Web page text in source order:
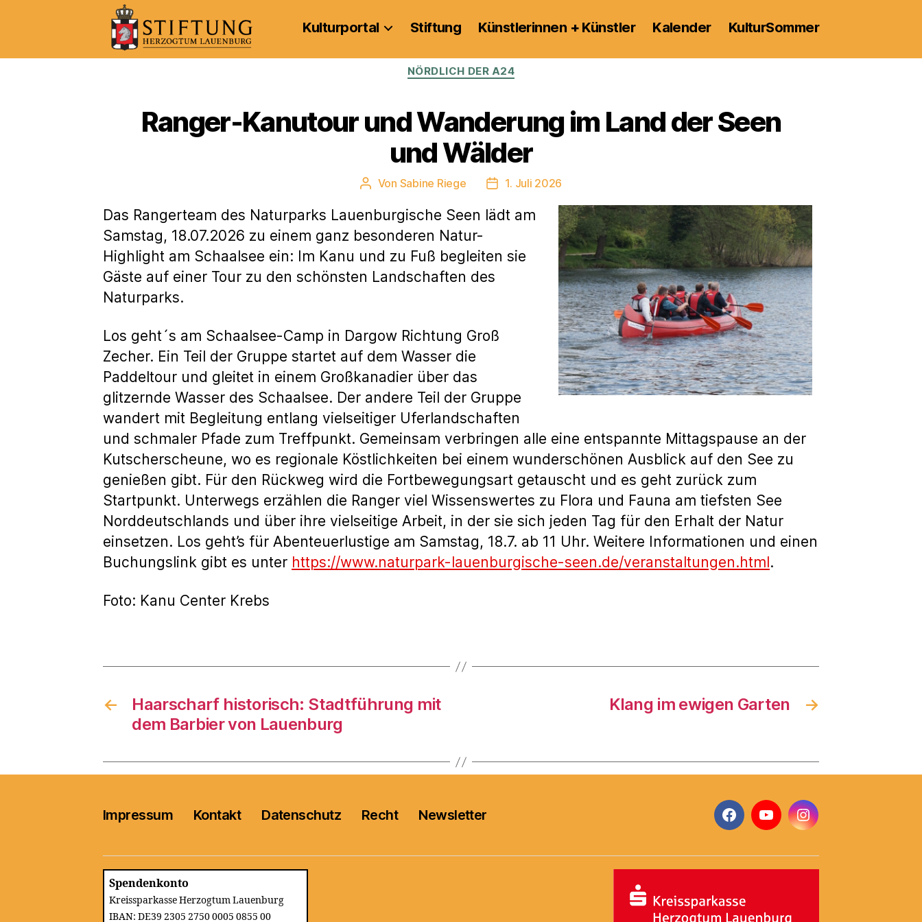
Kulturportal
Lauenburg
Kulturportal Stiftung Künstlerinnen + Künstler Kalender KulturSommer
Kategorien
NÖRDLICH DER A24
Ranger-Kanutour und Wanderung im Land der Seen
und Wälder
Beitragsautor
Von Sabine Riege Veröffentlichungsdatum
1. Juli 2026
Das Rangerteam des Naturparks Lauenburgische Seen lädt am
Samstag, 18.07.2026 zu einem ganz besonderen Natur-
Highlight am Schaalsee ein: Im Kanu und zu Fuß begleiten sie
Gäste auf einer Tour zu den schönsten Landschaften des
Naturparks.
Los geht´s am Schaalsee-Camp in Dargow Richtung Groß
Zecher. Ein Teil der Gruppe startet auf dem Wasser die
Paddeltour und gleitet in einem Großkanadier über das
glitzernde Wasser des Schaalsee. Der andere Teil der Gruppe
wandert mit Begleitung entlang vielseitiger Uferlandschaften
und schmaler Pfade zum Treffpunkt. Gemeinsam verbringen alle eine entspannte Mittagspause an der
Kutscherscheune, wo es regionale Köstlichkeiten bei einem wunderschönen Ausblick auf den See zu
genießen gibt. Für den Rückweg wird die Fortbewegungsart getauscht und es geht zurück zum
Startpunkt. Unterwegs erzählen die Ranger viel Wissenswertes zu Flora und Fauna am tiefsten See
Norddeutschlands und über ihre vielseitige Arbeit, in der sie sich jeden Tag für den Erhalt der Natur
einsetzen. Los geht’s für Abenteuerlustige am Samstag, 18.7. ab 11 Uhr. Weitere Informationen und einen
Buchungslink gibt es unter https://www.naturpark-lauenburgische-seen.de/veranstaltungen.html.
Foto: Kanu Center Krebs
←
Haarscharf historisch: Stadtführung mit
dem Barbier von Lauenburg
→
Klang im ewigen Garten
Impressum Kontakt Datenschutz Recht Newsletter
FacebookYouTubeInstagram
Spendenkonto
Kreissparkasse Herzogtum Lauenburg
IBAN: DE39 2305 2750 0005 0855 00